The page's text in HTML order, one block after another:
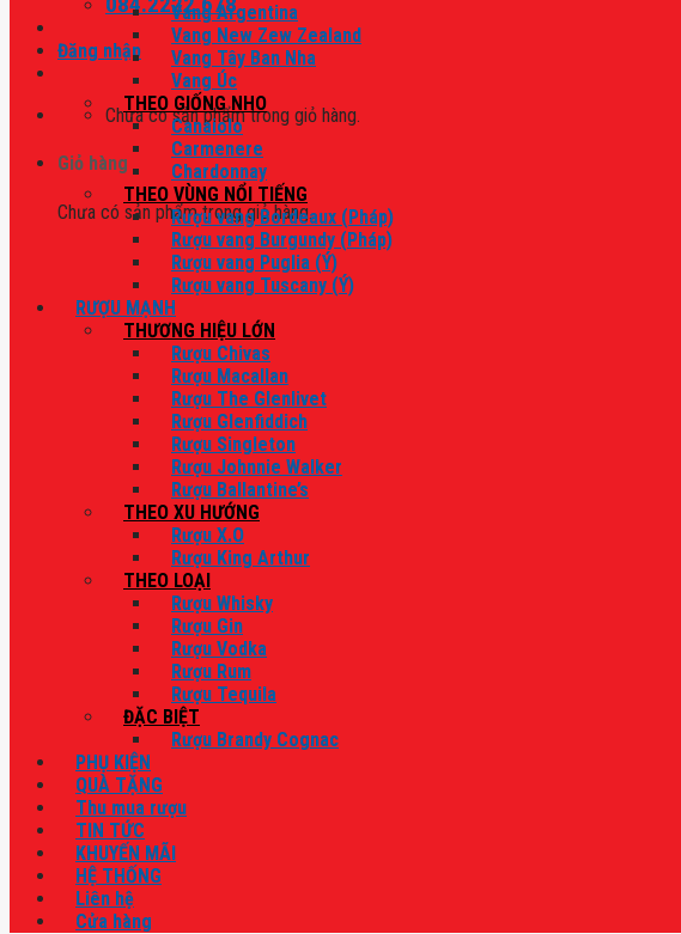
Đăng nhập
Chưa có sản phẩm trong giỏ hàng.
Giỏ hàng
Chưa có sản phẩm trong giỏ hàng.
Vang Argentina
Vang New Zew Zealand
Vang Tây Ban Nha
Vang Úc
THEO GIỐNG NHO
Canaiolo
Carmenere
Chardonnay
THEO VÙNG NỔI TIẾNG
Rượu vang Bordeaux (Pháp)
Rượu vang Burgundy (Pháp)
Rượu vang Puglia (Ý)
Rượu vang Tuscany (Ý)
RƯỢU MẠNH
THƯƠNG HIỆU LỚN
Rượu Chivas
Rượu Macallan
Rượu The Glenlivet
Rượu Glenfiddich
Rượu Singleton
Rượu Johnnie Walker
Rượu Ballantine’s
THEO XU HƯỚNG
Rượu X.O
Rượu King Arthur
THEO LOẠI
Rượu Whisky
Rượu Gin
Rượu Vodka
Rượu Rum
Rượu Tequila
ĐẶC BIỆT
Rượu Brandy Cognac
PHỤ KIỆN
QUÀ TẶNG
Thu mua rượu
TIN TỨC
KHUYẾN MÃI
HỆ THỐNG
Liên hệ
Cửa hàng